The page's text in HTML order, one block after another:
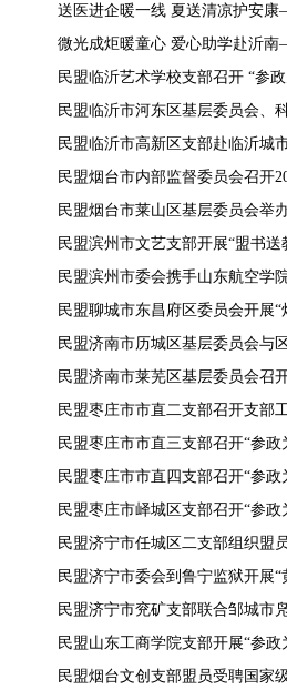
民盟烟台市内部监督委员会召开
民盟滨州市文艺支部开展“盟书送
民盟聊城市东昌府区委员会开展“
民盟枣庄市市直二支部召开支部
民盟济宁市任城区二支部组织盟